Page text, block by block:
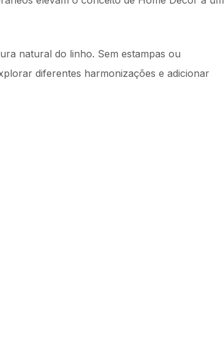
natural do linho. Sem estampas ou
diferentes harmonizações e adicionar